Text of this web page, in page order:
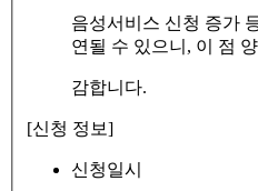
음성서비스 신청 증가
연될 수 있으니, 이 점
감합니다.
[신청 정보]
신청일시